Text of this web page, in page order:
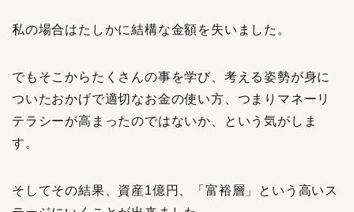
私の場合はたしかに結構な金額を失いました。
でもそこからたくさんの事を学び、考える姿勢が身に
ついたおかげで適切なお金の使い方、つまりマネーリ
テラシーが高まったのではないか、という気がしま
す。
そしてその結果、資産1億円、「富裕層」という高いス